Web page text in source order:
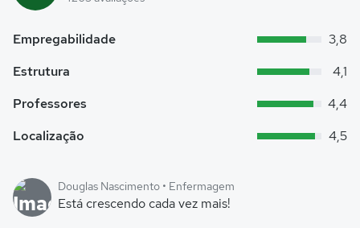
Empregabilidade
3,8
Estrutura
4,1
Professores
4,4
Localização
4,5
Douglas Nascimento • Enfermagem
Está crescendo cada vez mais!